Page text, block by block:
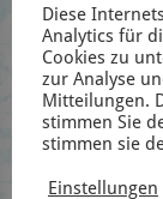
Diese
Analytics für
Cookies zu
zur Analyse
Mitteilungen.
stimmen Sie
stimmen sie
Einstellungen